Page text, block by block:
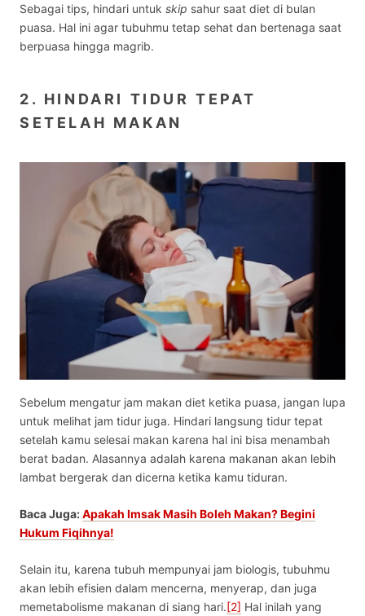
Sebagai tips, hindari untuk skip sahur saat diet di bulan
puasa. Hal ini agar tubuhmu tetap sehat dan bertenaga saat
berpuasa hingga magrib.
2. HINDARI TIDUR TEPAT
SETELAH MAKAN
Sebelum mengatur jam makan diet ketika puasa, jangan lupa
untuk melihat jam tidur juga. Hindari langsung tidur tepat
setelah kamu selesai makan karena hal ini bisa menambah
berat badan. Alasannya adalah karena makanan akan lebih
lambat bergerak dan dicerna ketika kamu tiduran.
Baca Juga:Apakah Imsak Masih Boleh Makan? Begini
Hukum Fiqihnya!
Selain itu, karena tubuh mempunyai jam biologis, tubuhmu
akan lebih efisien dalam mencerna, menyerap, dan juga
memetabolisme makanan di siang hari.[2] Hal inilah yang